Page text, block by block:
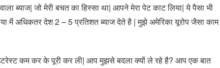
ब्याज| जो मेरी बचत का हिस्सा था| आपने मेरा पेट काट लिया| ये पैसा भी
में अधिकतर देश 2 – 5 प्रतिशत ब्याज देते है | मुझे अमेरिका यूरोप जैसा काम
कम कर के पूरी कर ली| आप मुझसे बदला क्यों ले रहे है? आप एक बात